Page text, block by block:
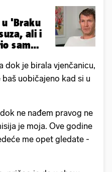
'Braku
ali i
sam
dok je birala vjenčanicu,
uobičajeno kad si u
ne nađem pravog ne
je moja. Ove godine
me opet gledate -